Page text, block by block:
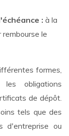
: à la
le
formes,
les obligations
de dépôt.
tels que des
d'entreprise ou